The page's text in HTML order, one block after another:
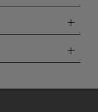
絡頂いた場合はキャ